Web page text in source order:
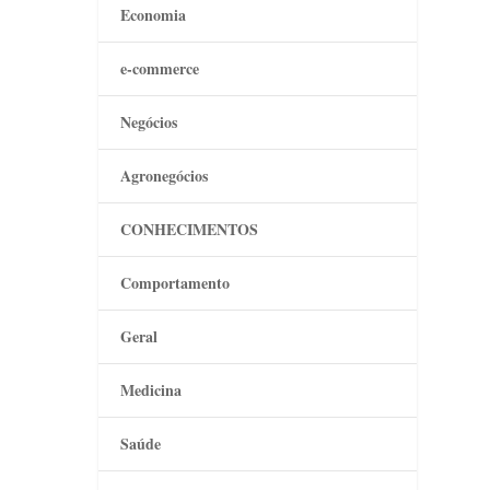
Economia
e-commerce
Negócios
Agronegócios
CONHECIMENTOS
Comportamento
Geral
Medicina
Saúde